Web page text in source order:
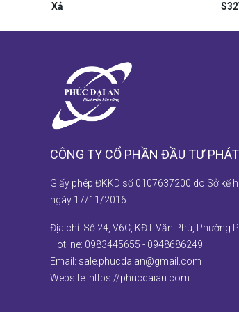
Xả
CÔNG TY CỔ PHẦN ĐẦU TƯ
Giấy phép ĐKKD số 0107637200 do Sở kế
ngày 17/11/2016
Địa chỉ: Số 24, V6C, KĐT Văn Phú, Phường
Hotline: 0983445655 - 0948686249
Email: sale.phucdaian@gmail.com
Website: https://phucdaian.com